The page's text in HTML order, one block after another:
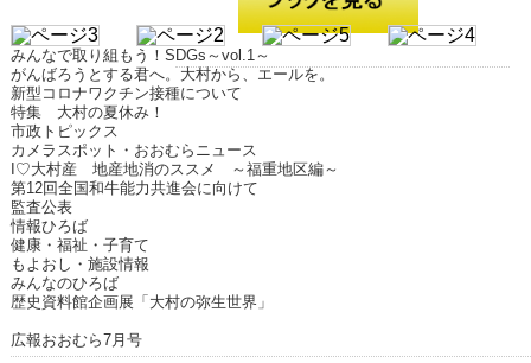
ジャンル
みんなで取り組もう！SDGs～vol.1～
がんばろうとする君へ。大村から、エールを。
新型コロナワクチン接種について
特集 大村の夏休み！
市政トピックス
カメラスポット・おおむらニュース
I♡大村産 地産地消のススメ ～福重地区編～
第12回全国和牛能力共進会に向けて
監査公表
情報ひろば
健康・福祉・子育て
もよおし・施設情報
みんなのひろば
歴史資料館企画展「大村の弥生世界」
広報おおむら7月号
はじめてご利用される方へ
コンテンツ
広報誌ナビ
明治日本の産業革命遺産
長崎と天草地方の潜伏キリシタン
関連遺産
大学・専門学校ナビ
ハイスクールナビ